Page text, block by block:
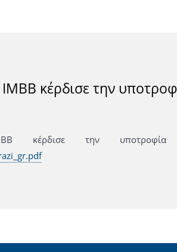
κέρδισε την
κέρδισε την